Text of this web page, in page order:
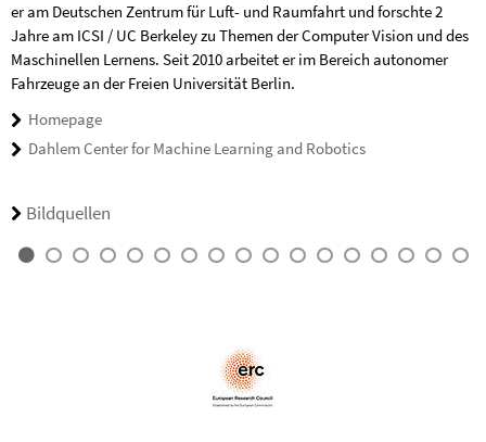
er am Deutschen Zentrum für Luft- und Raumfahrt und forschte 2
Jahre am ICSI / UC Berkeley zu Themen der Computer Vision und des
Maschinellen Lernens. Seit 2010 arbeitet er im Bereich autonomer
Fahrzeuge an der Freien Universität Berlin.
Homepage
Dahlem Center for Machine Learning and Robotics
Bildquellen